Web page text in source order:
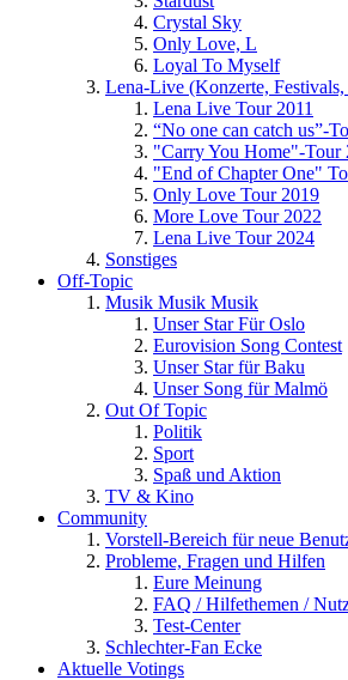
Crystal Sky
Only Love, L
Loyal To Myself
Lena-Live (Konzerte, Festivals,
Lena Live Tour 2011
“No one can catch us”-
"Carry You Home"-Tour
"End of Chapter One"
Only Love Tour 2019
More Love Tour 2022
Lena Live Tour 2024
Sonstiges
Off-Topic
Musik Musik Musik
Unser Star Für Oslo
Eurovision Song Contest
Unser Star für Baku
Unser Song für Malmö
Out Of Topic
Politik
Sport
Spaß und Aktion
TV & Kino
Community
Vorstell-Bereich für neue
Probleme, Fragen und Hilfen
Eure Meinung
FAQ / Hilfethemen /
Test-Center
Schlechter-Fan Ecke
Aktuelle Votings